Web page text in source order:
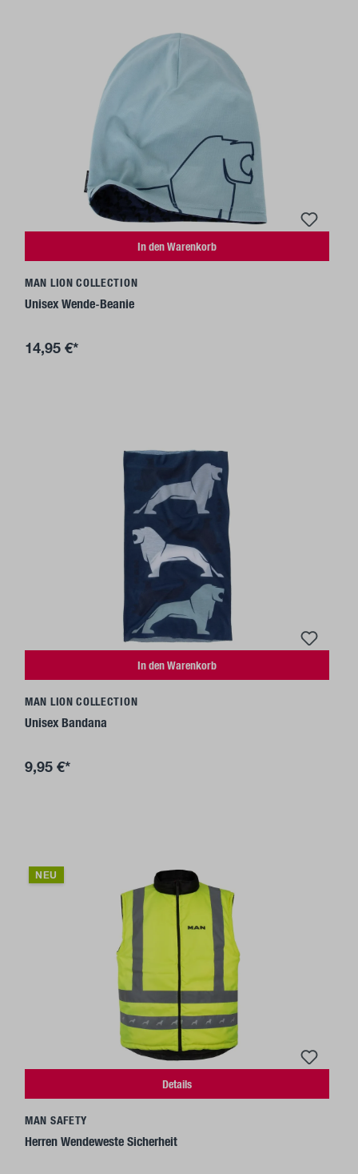
In den Warenkorb
MAN LION COLLECTION
Unisex Wende-Beanie
14,95 €*
In den Warenkorb
MAN LION COLLECTION
Unisex Bandana
9,95 €*
NEU
Details
MAN SAFETY
Herren Wendeweste Sicherheit